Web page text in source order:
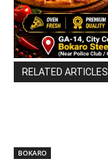
RELATED ARTICLES
BOKARO